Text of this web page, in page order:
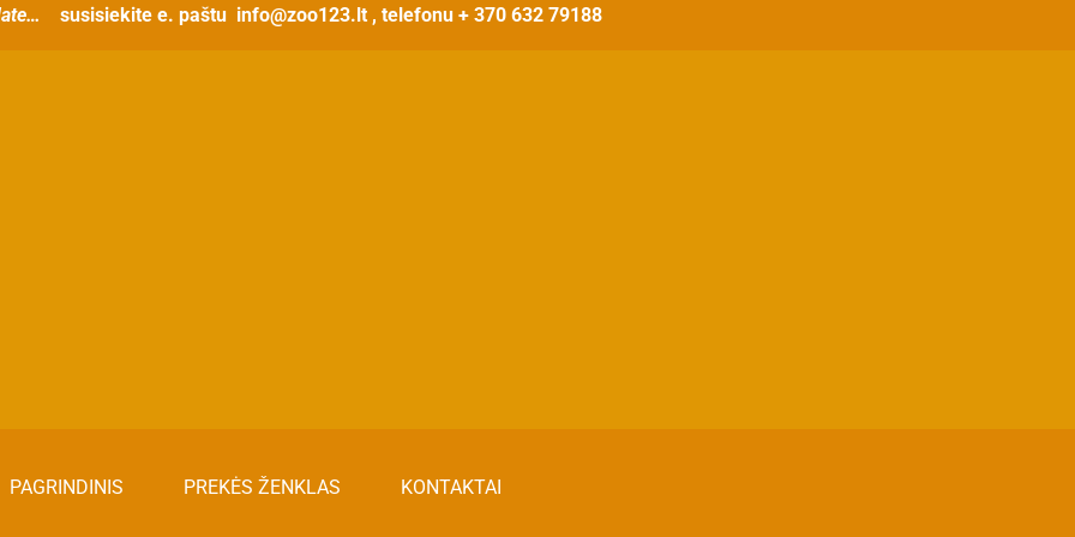
susisiekite e. paštu info@zoo123.lt , telefonu + 370 632 79188
PAGRINDINIS PREKĖS ŽENKLAS KONTAKTAI